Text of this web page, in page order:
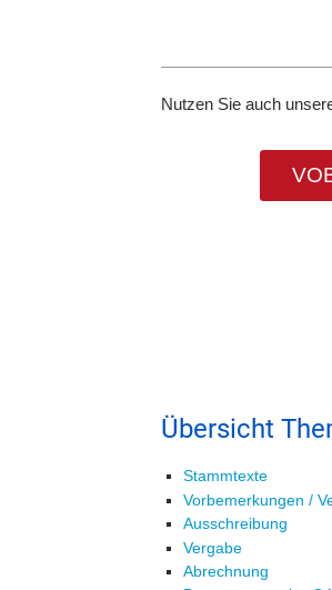
Nutzen Sie auch
Übersicht
Stammtexte
Vorbemerkungen /
Ausschreibung
Vergabe
Abrechnung